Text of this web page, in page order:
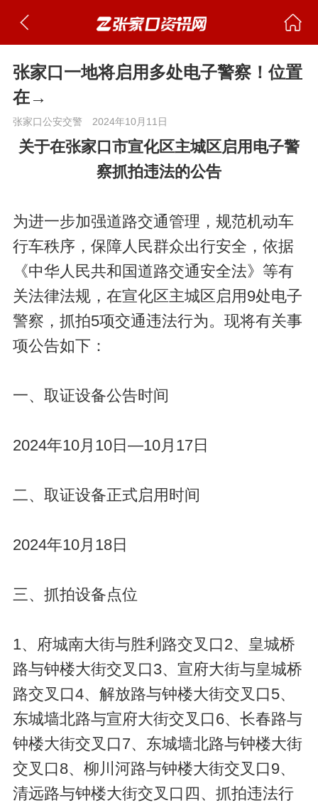
张家口一地将启用多处电子警察！位置
在→
张家口公安交警 2024年10月11日
关于在张家口市宣化区主城区启用电子警
察抓拍违法的公告
为进一步加强道路交通管理，规范机动车
行车秩序，保障人民群众出行安全，依据
《中华人民共和国道路交通安全法》等有
关法律法规，在宣化区主城区启用9处电子
警察，抓拍5项交通违法行为。现将有关事
项公告如下：
一、取证设备公告时间
2024年10月10日—10月17日
二、取证设备正式启用时间
2024年10月18日
三、抓拍设备点位
1、府城南大街与胜利路交叉口2、皇城桥
路与钟楼大街交叉口3、宣府大街与皇城桥
路交叉口4、解放路与钟楼大街交叉口5、
东城墙北路与宣府大街交叉口6、长春路与
钟楼大街交叉口7、东城墙北路与钟楼大街
交叉口8、柳川河路与钟楼大街交叉口9、
清远路与钟楼大街交叉口四、抓拍违法行